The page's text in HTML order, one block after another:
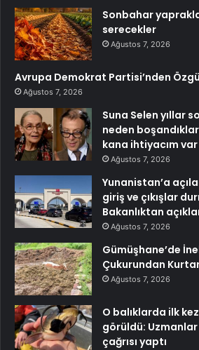
Sonbahar
serecekler
Ağustos 7, 2026
Avrupa Demokrat Partisi’nden
Ağustos 7, 2026
Suna Selen yıllar
neden
kana ihtiyacım
Ağustos 7, 2026
Yunanistan’a
giriş ve çıkışlar
Bakanlıktan
Ağustos 7, 2026
Gümüşhane’de
Çukurundan
Ağustos 7, 2026
O balıklarda ilk
görüldü: Uzmanlar
çağrısı yaptı